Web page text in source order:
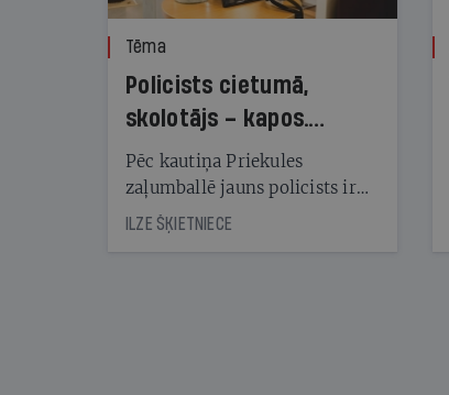
Tēma
Policists cietumā,
skolotājs – kapos.
Reibuma cena Priekulē
Pēc kautiņa Priekules
zaļumballē jauns policists ir
nonācis cietumā, bet
cienījams pedagogs — kapos.
ILZE ŠĶIETNIECE